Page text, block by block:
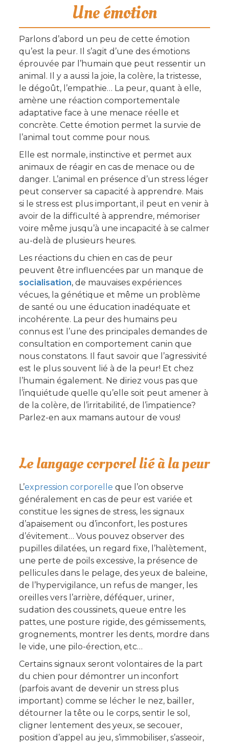
Une émotion
Parlons d’abord un peu de cette émotion
qu’est la peur. Il s’agit d’une des émotions
éprouvée par l’humain que peut ressentir un
animal. Il y a aussi la joie, la colère, la tristesse,
le dégoût, l’empathie… La peur, quant à elle,
amène une réaction comportementale
adaptative face à une menace réelle et
concrète. Cette émotion permet la survie de
l’animal tout comme pour nous.
Elle est normale, instinctive et permet aux
animaux de réagir en cas de menace ou de
danger. L’animal en présence d’un stress léger
peut conserver sa capacité à apprendre. Mais
si le stress est plus important, il peut en venir à
avoir de la difficulté à apprendre, mémoriser
voire même jusqu’à une incapacité à se calmer
au-delà de plusieurs heures.
Les réactions du chien en cas de peur
peuvent être influencées par un manque de
socialisation, de mauvaises expériences
vécues, la génétique et même un problème
de santé ou une éducation inadéquate et
incohérente. La peur des humains peu
connus est l’une des principales demandes de
consultation en comportement canin que
nous constatons. Il faut savoir que l’agressivité
est le plus souvent lié à de la peur! Et chez
l’humain également. Ne diriez vous pas que
l’inquiétude quelle qu’elle soit peut amener à
de la colère, de l’irritabilité, de l’impatience?
Parlez-en aux mamans autour de vous!
Le langage corporel lié à la peur
L’expression corporelle que l’on observe
généralement en cas de peur est variée et
constitue les signes de stress, les signaux
d’apaisement ou d’inconfort, les postures
d’évitement… Vous pouvez observer des
pupilles dilatées, un regard fixe, l’halètement,
une perte de poils excessive, la présence de
pellicules dans le pelage, des yeux de baleine,
de l’hypervigilance, un refus de manger, les
oreilles vers l’arrière, déféquer, uriner,
sudation des coussinets, queue entre les
pattes, une posture rigide, des gémissements,
grognements, montrer les dents, mordre dans
le vide, une pilo-érection, etc…
Certains signaux seront volontaires de la part
du chien pour démontrer un inconfort
(parfois avant de devenir un stress plus
important) comme se lécher le nez, bailler,
détourner la tête ou le corps, sentir le sol,
cligner lentement des yeux, se secouer,
position d’appel au jeu, s’immobiliser, s’asseoir,